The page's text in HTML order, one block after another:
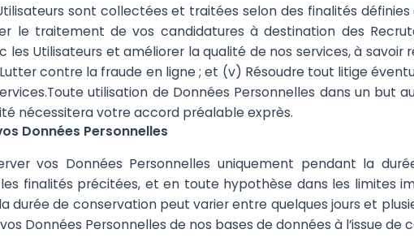
sont collectées et traitées selon des finalités
le traitement de vos candidatures à destination des
les Utilisateurs et améliorer la qualité de nos services, à savoir
contre la fraude en ligne ; et (v) Résoudre tout litige
utilisation de Données Personnelles dans un but
nécessitera votre accord préalable exprès.
Données Personnelles
vos Données Personnelles uniquement pendant la
finalités précitées, et en toute hypothèse dans les limites
durée de conservation peut varier entre quelques jours et
Données Personnelles de nos bases de données à l’issue de